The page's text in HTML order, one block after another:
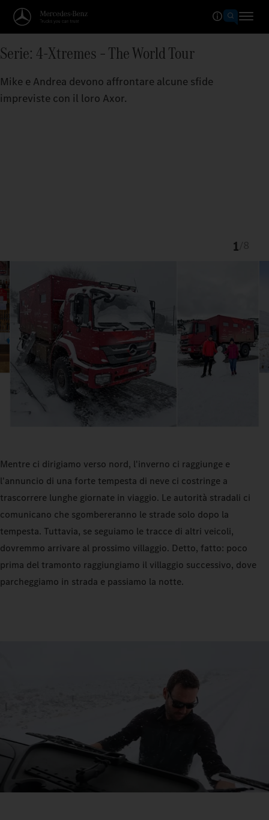
Serie: 4-Xtremes – The World Tour
Mike e Andrea devono affrontare alcune sfide
impreviste con il loro Axor.
1
Mentre ci dirigiamo verso nord, l'inverno ci raggiunge e
l'annuncio di una forte tempesta di neve ci costringe a
trascorrere lunghe giornate in viaggio. Le autorità stradali ci
comunicano che sgombereranno le strade solo dopo la
tempesta. Tuttavia, se seguiamo le tracce di altri veicoli,
dovremmo arrivare al prossimo villaggio. Detto, fatto: poco
prima del tramonto raggiungiamo il villaggio successivo, dove
parcheggiamo in strada e passiamo la notte.